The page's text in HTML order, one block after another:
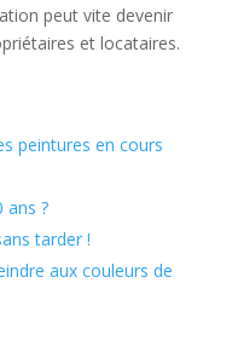
peut vite devenir
et locataires.
peintures en cours
ans ?
tarder !
aux couleurs de